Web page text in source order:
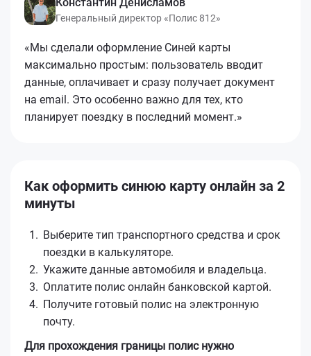
Генеральный директор «Полис 812»
«Мы сделали оформление Синей карты
максимально простым: пользователь вводит
данные, оплачивает и сразу получает документ
на email. Это особенно важно для тех, кто
планирует поездку в последний момент.»
Как оформить синюю карту онлайн за 2
минуты
Выберите тип транспортного средства и срок
поездки в калькуляторе.
Укажите данные автомобиля и владельца.
Оплатите полис онлайн банковской картой.
Получите готовый полис на электронную
почту.
Для прохождения границы полис нужно